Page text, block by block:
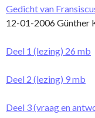
Gedicht van
12-01-2006 Günther
Deel 1 (lezing) 26 mb
Deel 2 (lezing) 9 mb
Deel 3 (vraag en